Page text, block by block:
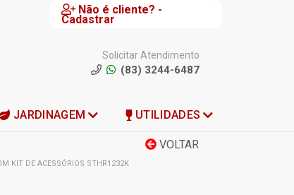
Não é cliente? -
Cadastrar
Solicitar Atendimento
(83) 3244-6487
JARDINAGEM UTILIDADES
VOLTAR
KIT DE ACESSÓRIOS STHR1232K